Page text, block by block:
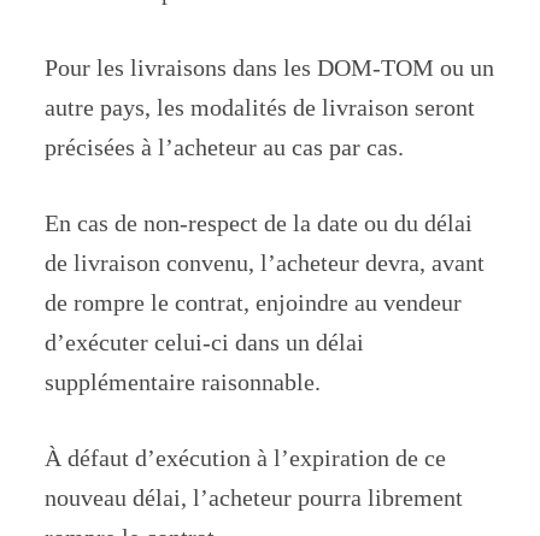
Pour les livraisons dans les DOM-TOM ou un
autre pays, les modalités de livraison seront
précisées à l’acheteur au cas par cas.
En cas de non-respect de la date ou du délai
de livraison convenu, l’acheteur devra, avant
de rompre le contrat, enjoindre au vendeur
d’exécuter celui-ci dans un délai
supplémentaire raisonnable.
À défaut d’exécution à l’expiration de ce
nouveau délai, l’acheteur pourra librement